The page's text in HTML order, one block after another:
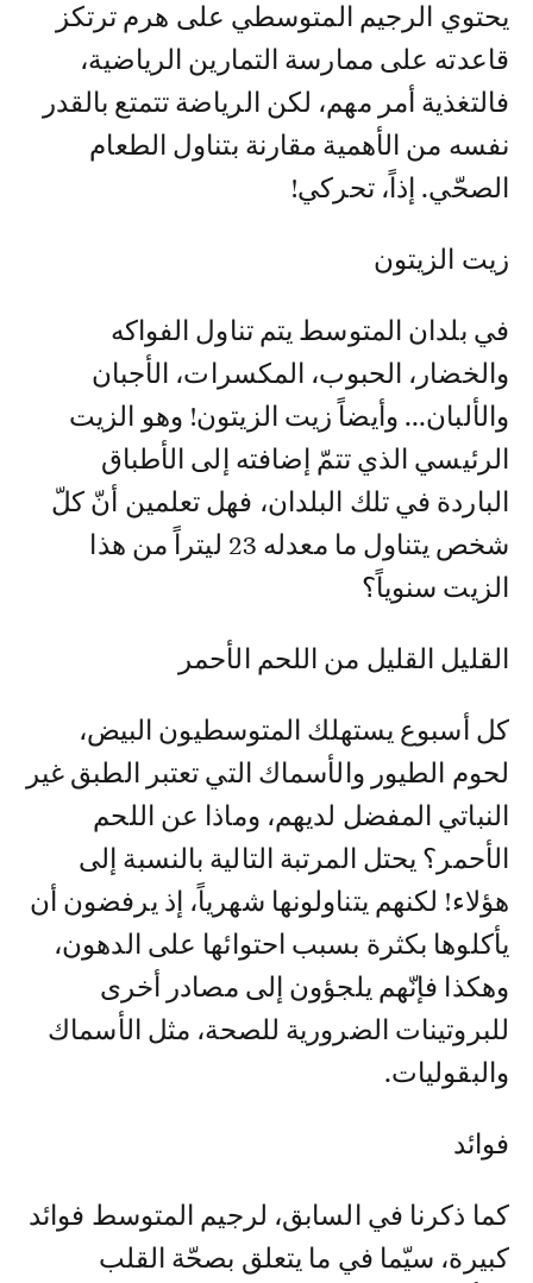
يحتوي الرجيم المتوسطي على هرم ترتكز
قاعدته على ممارسة التمارين الرياضية،
فالتغذية أمر مهم، لكن الرياضة تتمتع بالقدر
نفسه من الأهمية مقارنة بتناول الطعام
الصحّي. إذاً، تحركي!
زيت الزيتون
في بلدان المتوسط يتم تناول الفواكه
والخضار، الحبوب، المكسرات، الأجبان
والألبان... وأيضاً زيت الزيتون! وهو الزيت
الرئيسي الذي تتمّ إضافته إلى الأطباق
الباردة في تلك البلدان، فهل تعلمين أنّ كلّ
شخص يتناول ما معدله 23 ليتراً من هذا
الزيت سنوياً؟
القليل القليل من اللحم الأحمر
كل أسبوع يستهلك المتوسطيون البيض،
لحوم الطيور والأسماك التي تعتبر الطبق غير
النباتي المفضل لديهم، وماذا عن اللحم
الأحمر؟ يحتل المرتبة التالية بالنسبة إلى
هؤلاء! لكنهم يتناولونها شهرياً، إذ يرفضون أن
يأكلوها بكثرة بسبب احتوائها على الدهون،
وهكذا فإنّهم يلجؤون إلى مصادر أخرى
للبروتينات الضرورية للصحة، مثل الأسماك
والبقوليات.
فوائد
كما ذكرنا في السابق، لرجيم المتوسط فوائد
كبيرة، سيّما في ما يتعلق بصحّة القلب